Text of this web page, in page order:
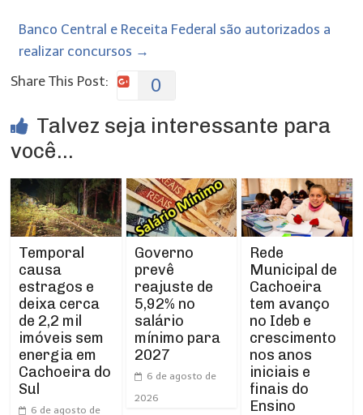
Banco Central e Receita Federal são autorizados a
realizar concursos →
Share This Post:
0
Talvez seja interessante para
você...
Temporal
causa
estragos e
deixa cerca
de 2,2 mil
imóveis sem
energia em
Cachoeira do
Sul
6 de agosto de
Governo
prevê
reajuste de
5,92% no
salário
mínimo para
2027
6 de agosto de
2026
Rede
Municipal de
Cachoeira
tem avanço
no Ideb e
crescimento
nos anos
iniciais e
finais do
Ensino